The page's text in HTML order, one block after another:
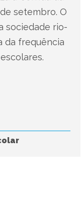
setembro. O
sociedade rio-
da frequência